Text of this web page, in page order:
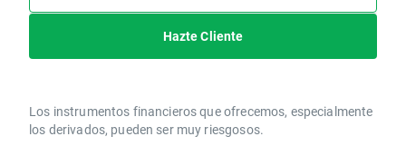
Hazte Cliente
Los instrumentos financieros que ofrecemos, especialmente
los derivados, pueden ser muy riesgosos.